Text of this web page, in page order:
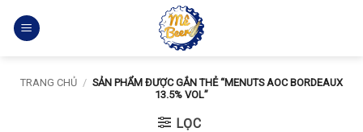
qua
TRANG CHỦ / SẢN PHẨM ĐƯỢC GẮN THẺ “MENUTS AOC BORDEAUX
13.5% VOL”
LỌC